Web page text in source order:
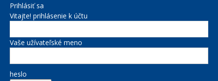
Prihlásiť sa
Vitajte! prihlásenie k účtu
Vaše užívateľské meno
heslo